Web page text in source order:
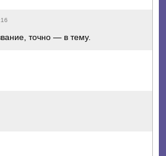
точно — в тему.